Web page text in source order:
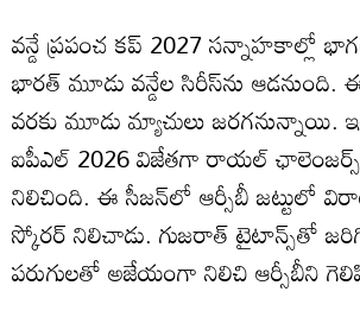
వన్డే ప్రపంచ కప్ 2027 సన్నాహకాల్లో
భారత్ మూడు వన్డేల సిరీస్‌ను ఆడనుంది.
వరకు మూడు మ్యాచులు జరగనున్నాయి.
ఐపీఎల్‌ 2026 విజేతగా రాయల్ ఛాలెంజర్స్
నిలిచింది. ఈ సీజన్‌లో ఆర్సీబీ జట్టులో
స్కోరర్ నిలిచాడు. గుజరాత్ టైటాన్స్‌తో
పరుగులతో అజేయంగా నిలిచి ఆర్సీబీని